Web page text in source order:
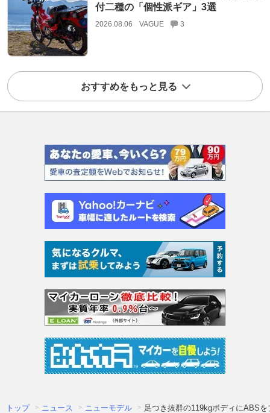
付二種の「個性派ギア」3選
2026.08.06 VAGUE 3
おすすめをもっと見る
トップ ニュース ニューモデル 足つき抜群の119kgボディにABS